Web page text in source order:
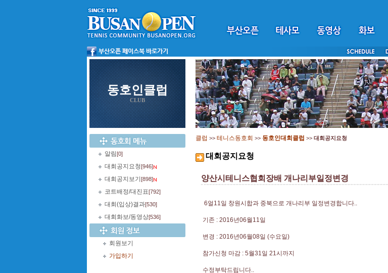
동호인클럽
CLUB
알림[0]
대회공지요청[946]
대회공지보기 [898]
코트배정/대진표[792]
대회(입상)결과[530]
대회화보/동영상[536]
회원보기
가입하기
클럽 >> 테니스동호회 >> 동호인대회클럽 >> 대회공지요청
대회공지요청
양산시테니스협회장배 개나리부일정변경
6얼11일 창원시합과 중북으로 개나리부 일정변경합니다..
기존 : 2016년06월11일
변경 : 2016년06월08일 (수요일)
참가신청 마감 : 5월31일 21시까지
수정부탁드립니다..